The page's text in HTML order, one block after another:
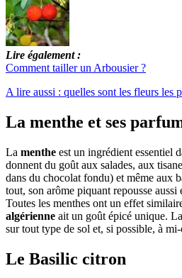
Lire également :
Comment tailler un Arbousier ?
A lire aussi : quelles sont les fleurs les
La menthe et ses
La menthe est un ingrédient essentiel
donnent du goût aux salades, aux
dans du chocolat fondu) et même aux
tout, son arôme piquant repousse
Toutes les menthes ont un effet
algérienne ait un goût épicé unique.
sur tout type de sol et, si possible, à
Le Basilic citron